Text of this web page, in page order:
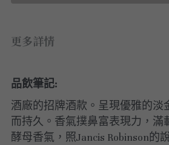
更多詳情
品飲筆記:
酒廠的招牌酒款。呈現優雅的淡
而持久。香氣撲鼻富表現力，滿
酵母香氣，照Jancis Robinson的
美國｜日常選酒
澳洲 ｜日常選酒